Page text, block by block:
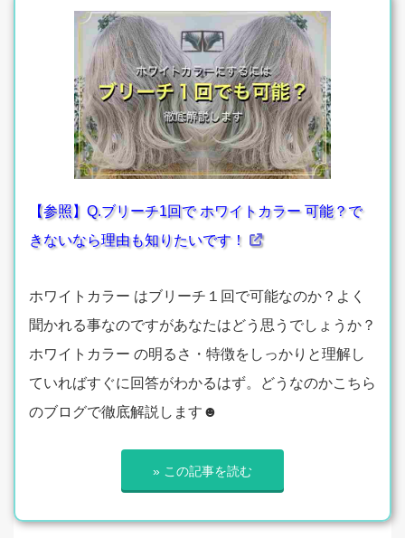
【参照】Q.ブリーチ1回で ホワイトカラー 可能？で
きないなら理由も知りたいです！
ホワイトカラー はブリーチ１回で可能なのか？よく
聞かれる事なのですがあなたはどう思うでしょうか？
ホワイトカラー の明るさ・特徴をしっかりと理解し
ていればすぐに回答がわかるはず。どうなのかこちら
のブログで徹底解説します☻
» この記事を読む